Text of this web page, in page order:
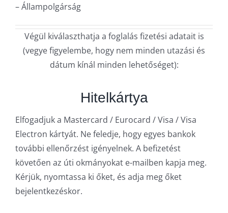
– Állampolgárság
Végül kiválaszthatja a foglalás fizetési adatait is
(vegye figyelembe, hogy nem minden utazási és
dátum kínál minden lehetőséget):
Hitelkártya
Elfogadjuk a Mastercard / Eurocard / Visa / Visa
Electron kártyát. Ne feledje, hogy egyes bankok
további ellenőrzést igényelnek. A befizetést
követően az úti okmányokat e-mailben kapja meg.
Kérjük, nyomtassa ki őket, és adja meg őket
bejelentkezéskor.